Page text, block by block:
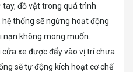
đồ vật trong quá trình
thống sẽ ngừng hoạt động
không mong muốn.
xe được đẩy vào vị trí chưa
sẽ tự động kích hoạt cơ chế